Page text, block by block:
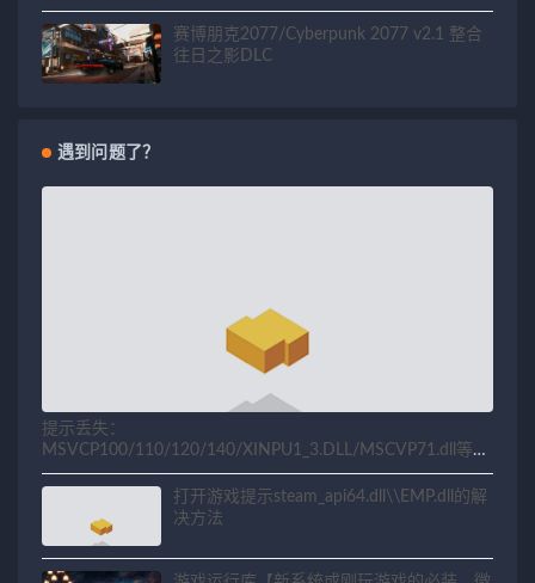
赛博朋克2077/Cyberpunk 2077 v2.1 整合
往日之影DLC
遇到问题了？
提示丢失：
MSVCP100/110/120/140/XINPU1_3.DLL/MSCVP71.dll等相
关问题解决方法
打开游戏提示steam_api64.dll\\EMP.dll的解
决方法